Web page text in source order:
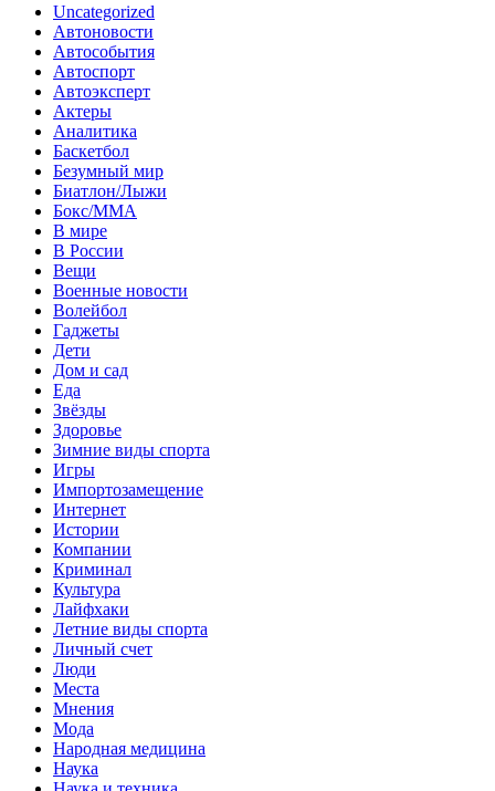
Uncategorized
Автоновости
Автособытия
Автоспорт
Автоэксперт
Актеры
Аналитика
Баскетбол
Безумный мир
Биатлон/Лыжи
Бокс/MMA
В мире
В России
Вещи
Военные новости
Волейбол
Гаджеты
Дети
Дом и сад
Еда
Звёзды
Здоровье
Зимние виды спорта
Игры
Импортозамещение
Интернет
Истории
Компании
Криминал
Культура
Лайфхаки
Летние виды спорта
Личный счет
Люди
Места
Мнения
Мода
Народная медицина
Наука